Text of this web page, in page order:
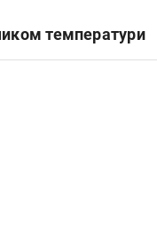
температури